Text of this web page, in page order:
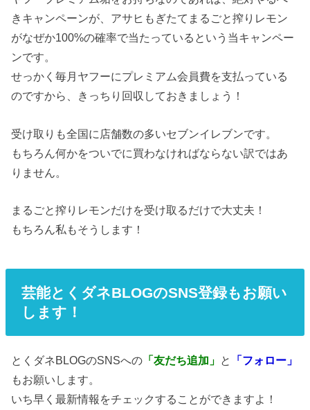
きキャンペーンが、アサヒもぎたてまるごと搾りレモン
がなぜか100%の確率で当たっているという当キャンペー
ンです。
せっかく毎月ヤフーにプレミアム会員費を支払っている
のですから、きっちり回収しておきましょう！
受け取りも全国に店舗数の多いセブンイレブンです。
もちろん何かをついでに買わなければならない訳ではあ
りません。
まるごと搾りレモンだけを受け取るだけで大丈夫！
もちろん私もそうします！
芸能とくダネBLOGのSNS登録もお願い
します！
とくダネBLOGのSNSへの 「友だち追加」 と
「フォロー」
もお願いします。
いち早く最新情報をチェックすることができますよ！